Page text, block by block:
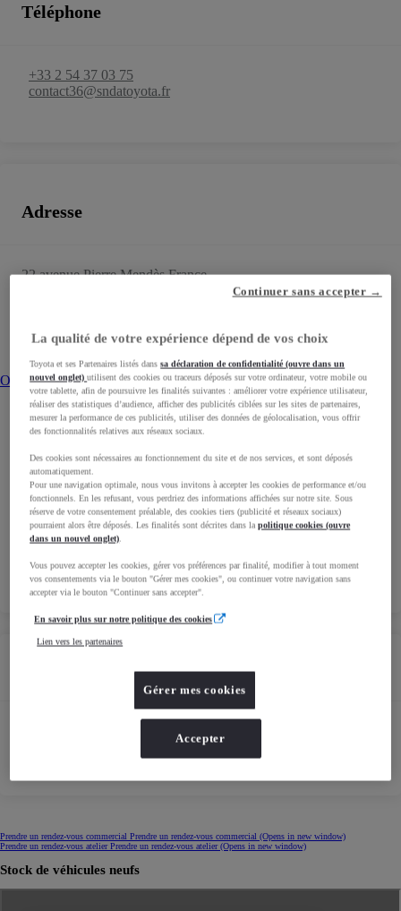
Téléphone
+33 2 54 37 03 75
contact36@sndatoyota.fr
Adresse
22 avenue Pierre Mendès France
Calculez votre itinéraire Opens in new window
Opens in new window
Prendre un rendez-vous commercial Prendre un rendez-vous commercial (Opens in new window)
Prendre un rendez-vous atelierPrendre un rendez-vous atelier(Opens in new window)
Stock de véhicules neufs
La qualité de votre expérience dépend de vos choix
Toyota et ses Partenaires listés danssa déclaration de confidentialité (ouvre dans un
nouvel onglet)utilisent des cookies ou traceurs déposés sur votre ordinateur, votre mobile ou
votre tablette, afin de poursuivre les finalités suivantes : améliorer votre expérience utilisateur,
réaliser des statistiques d’audience, afficher des publicités ciblées sur les sites de partenaires,
mesurer la performance de ces publicités, utiliser des données de géolocalisation, vous offrir
des fonctionnalités relatives aux réseaux sociaux.
Des cookies sont nécessaires au fonctionnement du site et de nos services, et sont déposés
automatiquement.
Pour une navigation optimale, nous vous invitons à accepter les cookies de performance et/ou
fonctionnels. En les refusant, vous perdriez des informations affichées sur notre site. Sous
réserve de votre consentement préalable, des cookies tiers (publicité et réseaux sociaux)
pourraient alors être déposés. Les finalités sont décrites dans lapolitique cookies (ouvre
dans un nouvel onglet).
Vous pouvez accepter les cookies, gérer vos préférences par finalité, modifier à tout moment
vos consentements via le bouton "Gérer mes cookies", ou continuer votre navigation sans
accepter via le bouton "Continuer sans accepter".
En savoir plus sur notre politique des cookies
Lien vers les partenaires
Gérer mes cookies
Continuer sans accepter →
Accepter